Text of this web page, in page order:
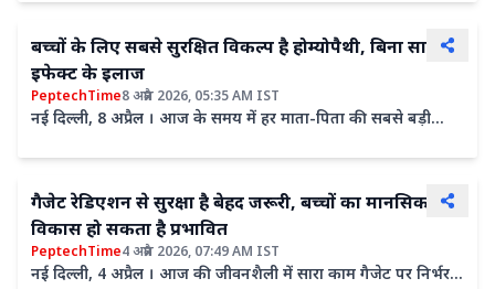
बच्चों के लिए सबसे सुरक्षित विकल्प है होम्योपैथी, बिना साइड
इफेक्ट के इलाज
PeptechTime8 अप्रैल 2026, 05:35 AM IST
नई दिल्ली, 8 अप्रैल । आज के समय में हर माता-पिता की सबसे बड़ी
ही हम तुरंत इलाज की ओर भागत
गैजेट रेडिएशन से सुरक्षा है बेहद जरूरी, बच्चों का मानसिक
विकास हो सकता है प्रभावित
PeptechTime4 अप्रैल 2026, 07:49 AM IST
नई दिल्ली, 4 अप्रैल । आज की जीवनशैली में सारा काम गैजेट पर निर्भर